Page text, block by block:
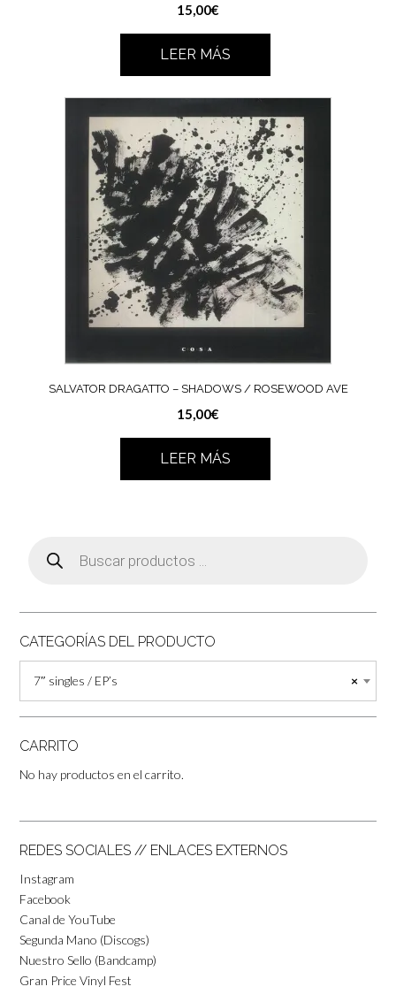
15,00€
LEER MÁS
SALVATOR DRAGATTO – SHADOWS / ROSEWOOD AVE
15,00€
LEER MÁS
productos
CATEGORÍAS DEL PRODUCTO
×
7″ singles / EP’s
CARRITO
No hay productos en el carrito.
REDES SOCIALES // ENLACES EXTERNOS
Instagram
Facebook
Canal de YouTube
Segunda Mano (Discogs)
Nuestro Sello (Bandcamp)
Gran Price Vinyl Fest